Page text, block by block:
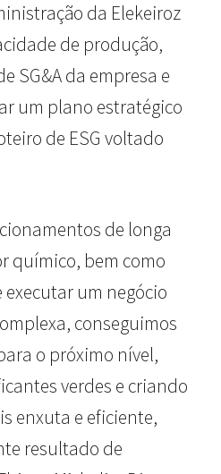
da Elekeiroz
de produção,
SG&A da empresa e
um plano estratégico
de ESG voltado
de longa
químico, bem como
um negócio
conseguimos
o próximo nível,
verdes e criando
enxuta e eficiente,
resultado de